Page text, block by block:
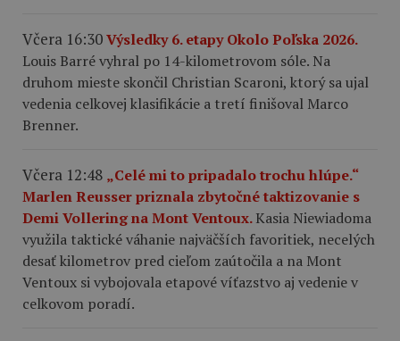
Včera 16:30Výsledky 6. etapy Okolo Poľska 2026.
Louis Barré vyhral po 14-kilometrovom sóle. Na
druhom mieste skončil Christian Scaroni, ktorý sa ujal
vedenia celkovej klasifikácie a tretí finišoval Marco
Brenner.
Včera 12:48 „Celé mi to pripadalo trochu hlúpe.“
Marlen Reusser priznala zbytočné taktizovanie s
Demi Vollering na Mont Ventoux.Kasia Niewiadoma
využila taktické váhanie najväčších favoritiek, necelých
desať kilometrov pred cieľom zaútočila a na Mont
Ventoux si vybojovala etapové víťazstvo aj vedenie v
celkovom poradí.